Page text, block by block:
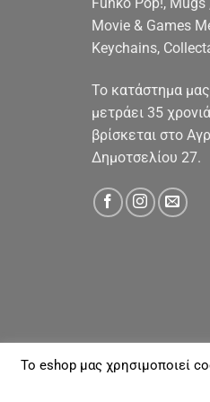
Movie & Games
Keychains,
To κατάστημα μας
μετράει 35
βρίσκεται στο
Δημοτσελίου 27.
ΓΙΑ ΕΜΆΣ
To eshop μας χρησιμοποιεί